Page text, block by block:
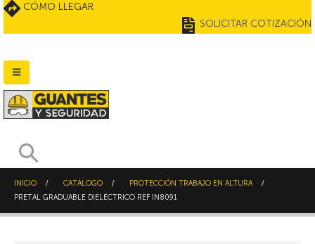
CÓMO LLEGAR
SOLICITAR COTIZACIÓN
INICIO CATÁLOGO
PROTECCIÓN TRABAJO EN ALTURA
PRETAL GRADUABLE DIELÉCTRICO REF IN8091